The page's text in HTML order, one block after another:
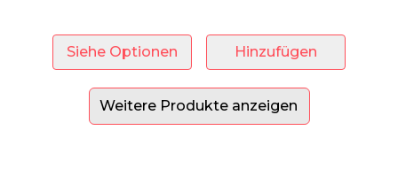
Siehe Optionen Hinzufügen
Weitere Produkte anzeigen